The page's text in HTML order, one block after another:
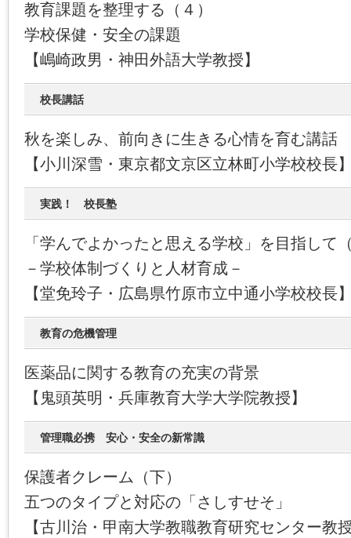
教育課題を整理する（４）
学校保健・安全の課題
【嶋崎政男・神田外語大学教授】
校長講話
秋を楽しみ、前向きに生きる心情を育む講話
【小川深雪・東京都文京区立林町小学校校長
実践！ 校長塾
「学んでよかったと思える学校」を目指して
－学校体制づくりと人材育成－
【堂免玲子・広島県竹原市立中通小学校校長
教育の危機管理
医薬品に関する教育の充実の背景
【鬼頭英明・兵庫教育大学大学院教授】
管理職必携 安心・安全の新常識
保護者クレーム（下）
五つのタイプと対応の「さしすせそ」
【古川治・甲南大学教職教育研究センター教